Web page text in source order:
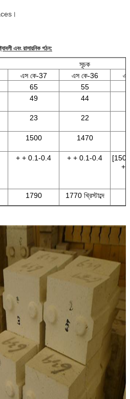
এবং রাসায়নিক গঠন:
সূচক
এস কে-37 এস কে-36
65
55
49 44
23 22
1500 1470
+ + 0.1-0.4 + + 0.1-0.4
+
1790 1770 খ্রিস্টাব্দে